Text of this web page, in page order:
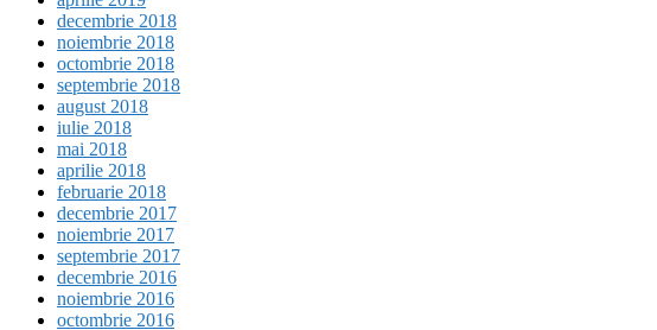
decembrie 2018
noiembrie 2018
octombrie 2018
septembrie 2018
august 2018
iulie 2018
mai 2018
aprilie 2018
februarie 2018
decembrie 2017
noiembrie 2017
septembrie 2017
decembrie 2016
noiembrie 2016
octombrie 2016